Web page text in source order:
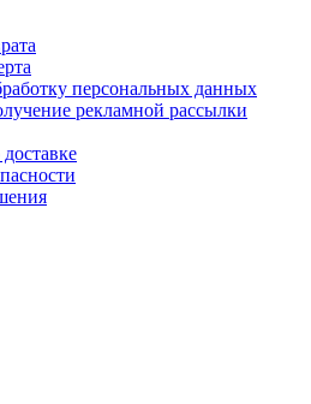
персональных данных
рекламной рассылки